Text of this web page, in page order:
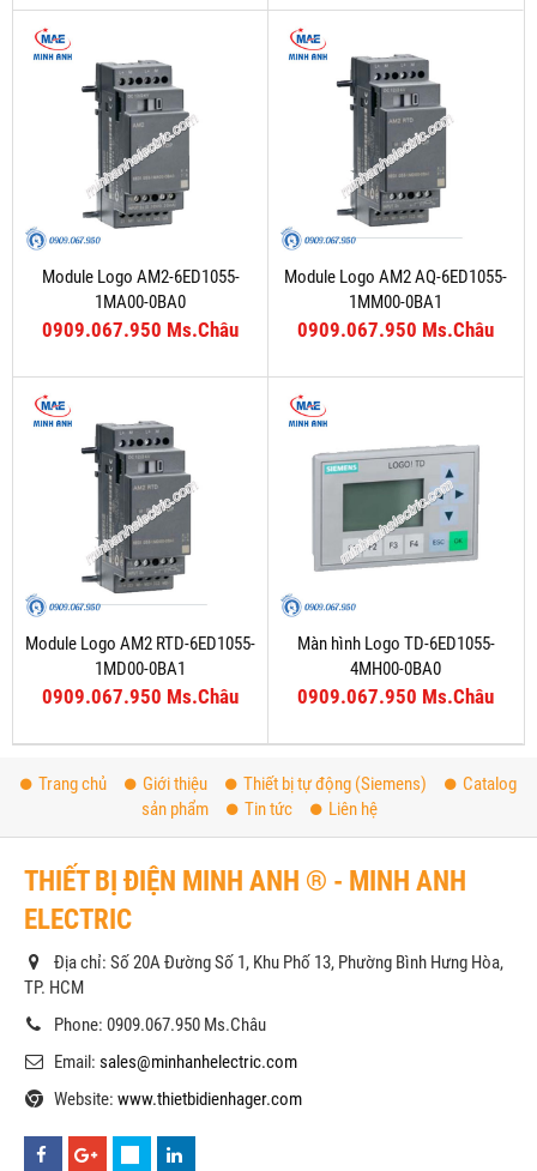
Module Logo AM2-6ED1055-
1MA00-0BA0
0909.067.950 Ms.Châu
Module Logo AM2 AQ-6ED1055-
1MM00-0BA1
0909.067.950 Ms.Châu
Module Logo AM2 RTD-6ED1055-
1MD00-0BA1
0909.067.950 Ms.Châu
Màn hình Logo TD-6ED1055-
4MH00-0BA0
0909.067.950 Ms.Châu
Trang chủ Giới thiệu Thiết bị tự động (Siemens)
Catalog
sản phẩm
Tin tức Liên hệ
THIẾT BỊ ĐIỆN MINH ANH ® - MINH ANH
ELECTRIC
Địa chỉ: Số 20A Đường Số 1, Khu Phố 13, Phường Bình Hưng Hòa,
TP. HCM
Phone: 0909.067.950 Ms.Châu
Email: sales@minhanhelectric.com
Website: www.thietbidienhager.com